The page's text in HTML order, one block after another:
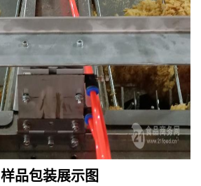
样品包装展示图